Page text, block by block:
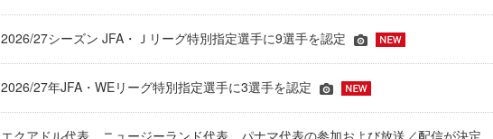
2026/27シーズン JFA・Ｊリーグ特別指定選手に9選手を認定
2026/27年JFA・WEリーグ特別指定選手に3選手を認定
エクアドル代表、ニュージーランド代表、パナマ代表の参加および放送／配信が決定